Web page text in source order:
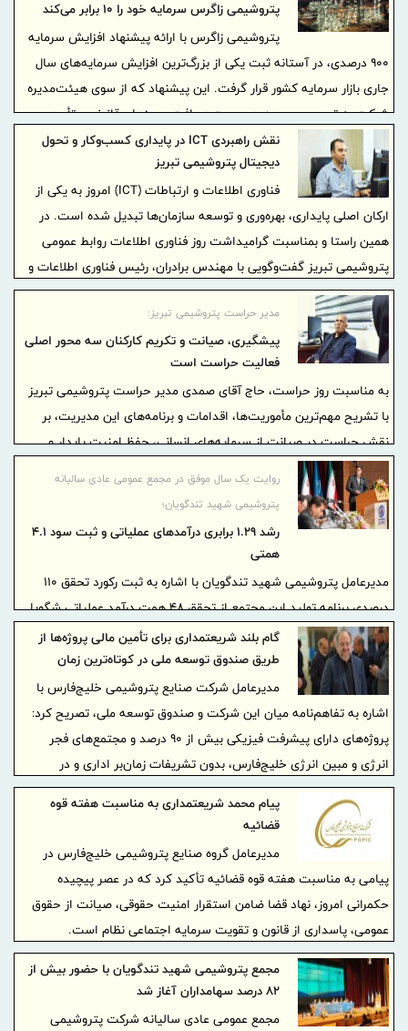
پتروشیمی زاگرس سرمایه خود را ۱۰ برابر می‌کند
پتروشیمی زاگرس با ارائه پیشنهاد افزایش سرمایه
۹۰۰ درصدی، در آستانه ثبت یکی از بزرگ‌ترین افزایش سرمایه‌های سال
جاری بازار سرمایه کشور قرار گرفت. این پیشنهاد که از سوی هیئت‌مدیره
شرکت به تصویب رسیده، در صورت دریافت مجوزهای قانونی و تأیید
سهامداران، سرمایه شرکت را از ۲۴۰ میلیارد تومان به ۲ هزار و ۴۰۰ میلیارد
تومان افزایش خواهد داد.
نقش راهبردی ICT در پایداری کسب‌وکار و تحول
دیجیتال پتروشیمی تبریز
فناوری اطلاعات و ارتباطات (ICT) امروز به یکی از
ارکان اصلی پایداری، بهره‌وری و توسعه سازمان‌ها تبدیل شده است. در
همین راستا و بمناسبت گرامیداشت روز فناوری اطلاعات روابط عمومی
پتروشیمی تبریز گفت‌وگویی با مهندس برادران، رئیس فناوری اطلاعات و
ارتباطات شرکت، انجام داده است که در ادامه می‌خوانید
مدیر حراست پتروشیمی تبریز:
پیشگیری، صیانت و تکریم کارکنان سه محور اصلی
فعالیت حراست است
به مناسبت روز حراست، حاج آقای صمدی مدیر حراست پتروشیمی تبریز
با تشریح مهم‌ترین مأموریت‌ها، اقدامات و برنامه‌های این مدیریت، بر
نقش حراست در صیانت از سرمایه‌های انسانی، حفظ امنیت پایدار و
ارتقای آرامش سازمانی تأکید کرد.روایت یک سال موفق در مجمع عمومی عادی سالیانه
پتروشیمی شهید تندگویان؛
رشد ۱.۲۹ برابری درآمدهای عملیاتی و ثبت سود ۴.۱
همتی
مدیرعامل پتروشیمی شهید تندگویان با اشاره به ثبت رکورد تحقق ۱۱۰
درصدی برنامه تولید این مجتمع از تحقق ۴۸ همت درآمد عملیاتی شگویا
در سال مالی منتهی به ۲۹ اسفند ۱۴۰۴ خبر داد.گام بلند شریعتمداری برای تأمین مالی پروژه‌ها از
طریق صندوق توسعه ملی در کوتاه‌ترین زمان
مدیرعامل شرکت صنایع پتروشیمی خلیج‌فارس با
اشاره به تفاهم‌نامه میان این شرکت و صندوق توسعه ملی، تصریح کرد:
پروژه‌های دارای پیشرفت فیزیکی بیش از ۹۰ درصد و مجتمع‌های فجر
انرژی و مبین انرژی خلیج‌فارس، بدون تشریفات زمان‌بر اداری و در
کوتاه‌ترین زمان ممکن مورد حمایت مالی قرار می‌گیرند.
پیام محمد شریعتمداری به مناسبت هفته قوه
قضائیه
مدیرعامل گروه صنایع پتروشیمی خلیج‌فارس در
پیامی به مناسبت هفته قوه قضائیه تأکید کرد که در عصر پیچیده
حکمرانی امروز، نهاد قضا ضامن استقرار امنیت حقوقی، صیانت از حقوق
عمومی، پاسداری از قانون و تقویت سرمایه اجتماعی نظام است.
مجمع پتروشیمی شهید تندگویان با حضور بیش از
۸۲ درصد سهامداران آغاز شد
مجمع عمومی عادی سالیانه شرکت پتروشیمی